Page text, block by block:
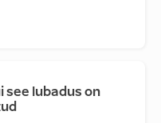
see lubadus on